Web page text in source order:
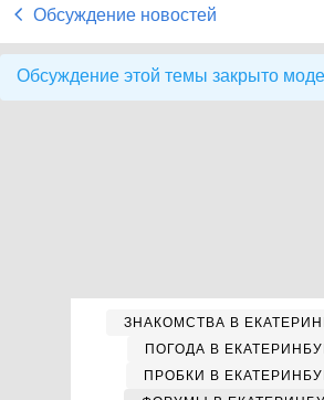
Обсуждение новостей
Обсуждение этой темы закрыто
ЗНАКОМСТВА В
ПОГОДА В
ПРОБКИ В